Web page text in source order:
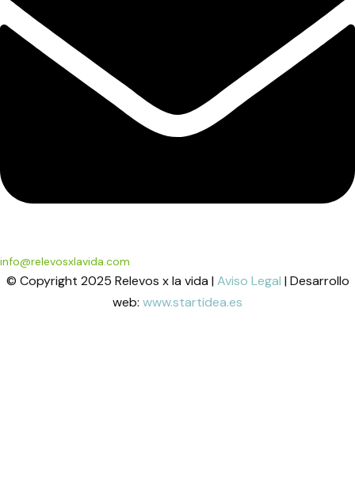
info@relevosxlavida.com
© Copyright 2025 Relevos x la vida | Aviso Legal | Desarrollo
web: www.startidea.es